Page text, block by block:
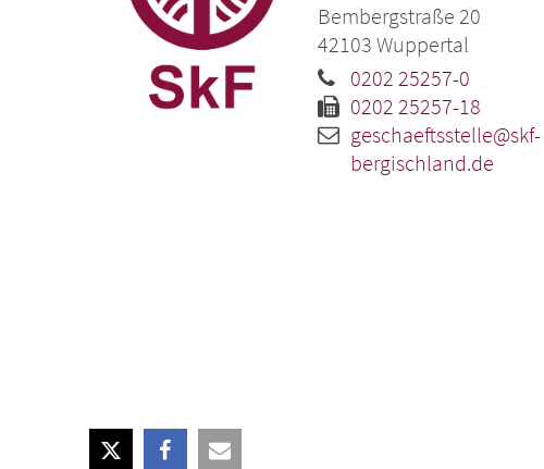
Bembergstraße 20
42103 Wuppertal
0202 25257-0
0202 25257-18
geschaeftsstelle@skf-
bergischland.de